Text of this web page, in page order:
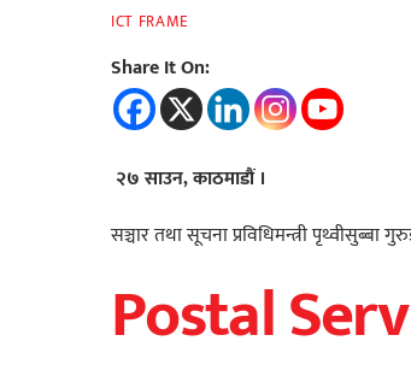
ICT FRAME
Share It On:
२७ साउन, काठमाडौं ।
सञ्चार तथा सूचना प्रविधिमन्त्री
Postal